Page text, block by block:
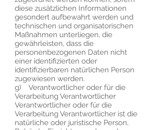
diese zusätzlichen Informationen
gesondert aufbewahrt werden und
technischen und organisatorischen
Maßnahmen unterliegen, die
gewährleisten, dass die
personenbezogenen Daten nicht
einer identifizierten oder
identifizierbaren natürlichen Person
zugewiesen werden.
g) Verantwortlicher oder für die
Verarbeitung Verantwortlicher
Verantwortlicher oder für die
Verarbeitung Verantwortlicher ist die
natürliche oder juristische Person,